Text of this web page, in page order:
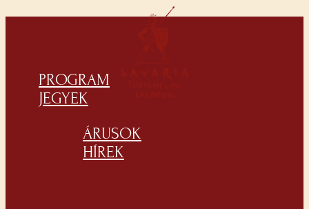
PROGRAM
JEGYEK
ÁRUSOK
HÍREK